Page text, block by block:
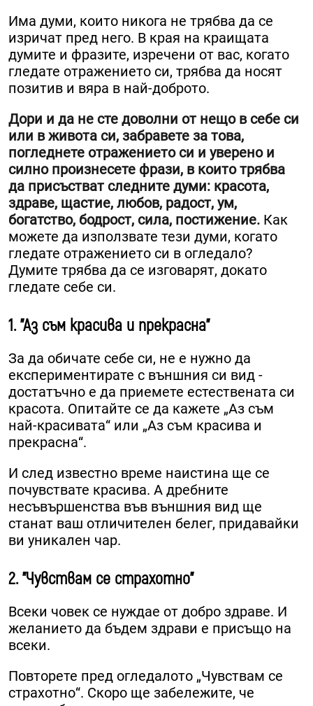
Има думи, които никога не трябва да се
изричат пред него. В края на краищата
думите и фразите, изречени от вас, когато
гледате отражението си, трябва да носят
позитив и вяра в най-доброто.
Дори и да не сте доволни от нещо в себе си
или в живота си, забравете за това,
погледнете отражението си и уверено и
силно произнесете фрази, в които трябва
да присъстват следните думи: красота,
здраве, щастие, любов, радост, ум,
богатство, бодрост, сила, постижение. Как
можете да използвате тези думи, когато
гледате отражението си в огледало?
Думите трябва да се изговарят, докато
гледате себе си.
1. "Аз съм красива и прекрасна"
За да обичате себе си, не е нужно да
експериментирате с външния си вид -
достатъчно е да приемете естествената си
красота. Опитайте се да кажете „Аз съм
най-красивата“ или „Аз съм красива и
прекрасна“.
И след известно време наистина ще се
почувствате красива. А дребните
несъвършенства във външния вид ще
станат ваш отличителен белег, придавайки
ви уникален чар.
2. "Чувствам се страхотно"
Всеки човек се нуждае от добро здраве. И
желанието да бъдем здрави е присъщо на
всеки.
Повторете пред огледалото „Чувствам се
страхотно“. Скоро ще забележите, че